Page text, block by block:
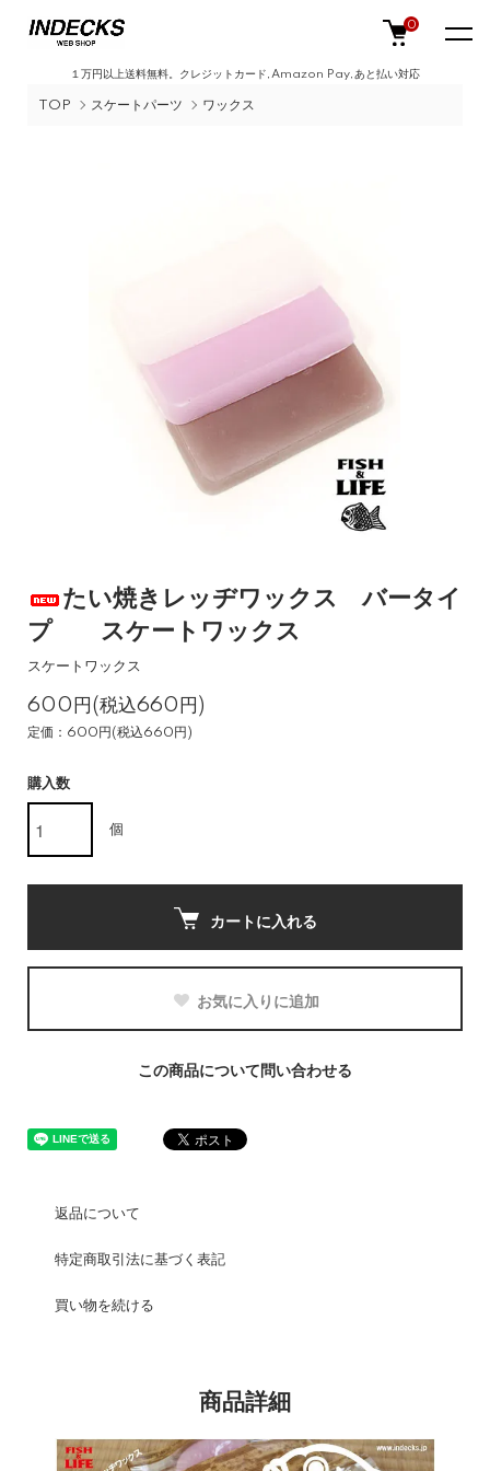
１万円以上送料無料。クレジットカード,Amazon Pay,あと払い対応
0
TOP スケートパーツ ワックス
たい焼きレッヂワックス バータイ
プ スケートワックス
スケートワックス
600円(税込660円)
定価：600円(税込660円)
購入数
個
カートに入れる
お気に入りに追加
この商品について問い合わせる
返品について
特定商取引法に基づく表記
買い物を続ける
商品詳細